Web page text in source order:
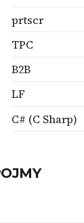
prtscr
TPC
B2B
LF
C# (C Sharp)